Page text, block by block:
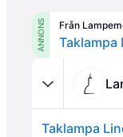
ANNONS Från